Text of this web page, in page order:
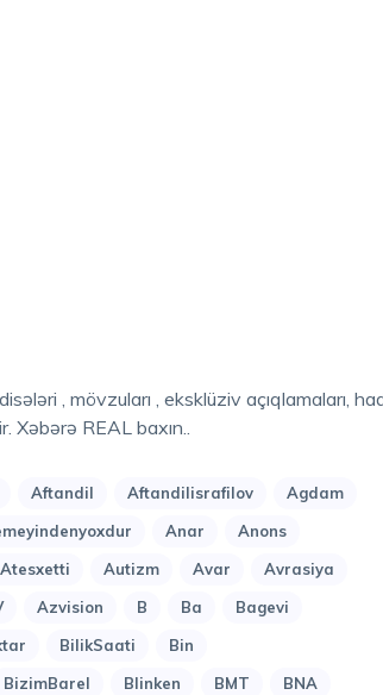
Xəbərə REAL baxın..
Aftandil Aftandilisrafilov
Agdam
Anar
Anons
Atesxetti Autizm Avar
Avrasiya
Azvision B Ba
Bagevi
BilikSaati
Bin
BizimBarel Blinken BMT
BNA